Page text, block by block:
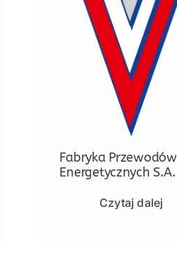
Fabryka Przewodów
Energetycznych S.A.
Czytaj dalej